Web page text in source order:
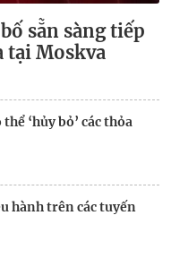
sẵn sàng tiếp
tại Moskva
‘hủy bỏ’ các thỏa
hành trên các tuyến